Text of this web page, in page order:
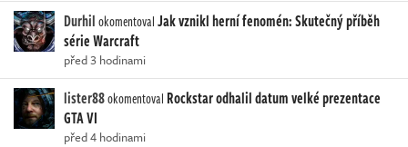
DurhilokomentovalJak vznikl herní fenomén: Skutečný příběh
série Warcraft
před 3 hodinami
lister88okomentoval Rockstar odhalil datum velké prezentace
GTA VI
před 4 hodinami